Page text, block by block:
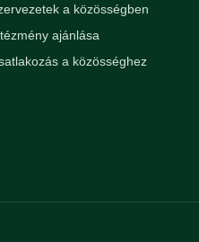
a közösségben
ajánlása
a közösséghez